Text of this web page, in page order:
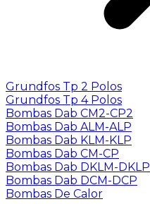
Grundfos Tp 2 Polos
Grundfos Tp 4 Polos
Bombas Dab CM2-CP2
Bombas Dab ALM-ALP
Bombas Dab KLM-KLP
Bombas Dab CM-CP
Bombas Dab DKLM-DKLP
Bombas Dab DCM-DCP
Bombas De Calor